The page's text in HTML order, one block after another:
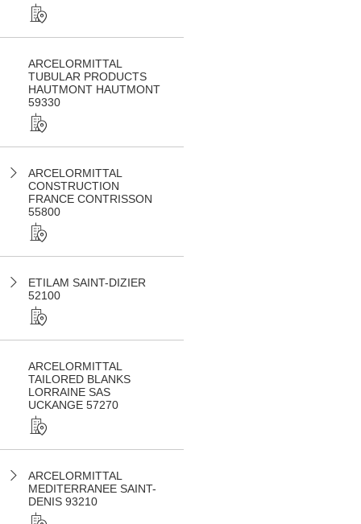
ARCELORMITTAL
TUBULAR PRODUCTS
HAUTMONT HAUTMONT
59330
ARCELORMITTAL
CONSTRUCTION
FRANCE CONTRISSON
55800
ETILAM SAINT-DIZIER
52100
ARCELORMITTAL
TAILORED BLANKS
LORRAINE SAS
UCKANGE 57270
ARCELORMITTAL
MEDITERRANEE SAINT-
DENIS 93210